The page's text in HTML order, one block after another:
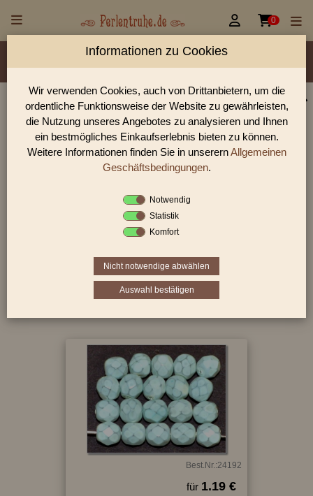
 0
Material/Glassorte Sorte/Form Farbe
Größen
Lochdurchmesser
Perlen Shop für facettierte Glasperlen facettiert mit
Wachsüberzug
In unserem Perlen Shop finden sie zahlreich facettierte
Glasperlen facettiert mit Wachsüberzug und viele weiter
Sie befinden sich in folgender Kategorie:
Best.Nr.:24192
für 1.19 €
Informationen zu Cookies
Wir verwenden Cookies, auch von Drittanbietern, um die
ordentliche Funktionsweise der Website zu gewährleisten,
die Nutzung unseres Angebotes zu analysieren und Ihnen
ein bestmögliches Einkaufserlebnis bieten zu können.
Weitere Informationen finden Sie in unserernAllgemeinen
Geschäftsbedingungen.
Notwendig
Statistik
Komfort
Nicht notwendige abwählen
Auswahl bestätigen